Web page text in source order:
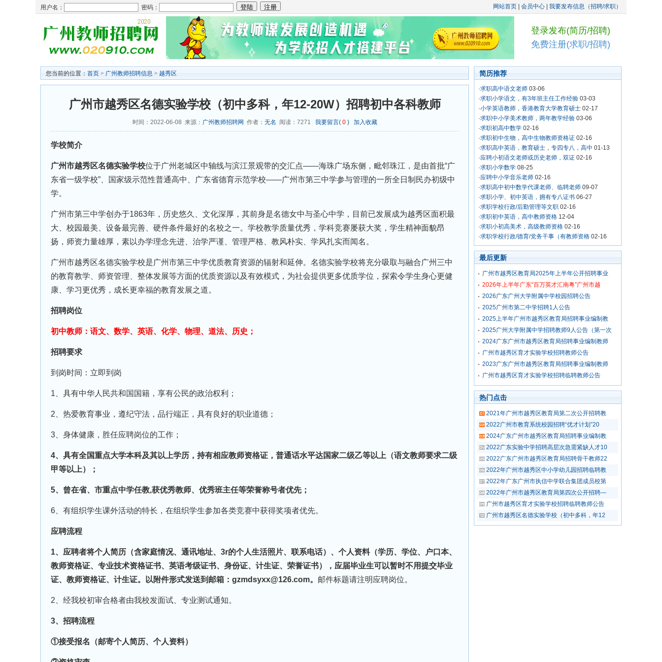
用户名： 密码： 网站首页 会员中心 我要发布信息（招聘/求职）
登录发布(简历/招聘)
免费注册(求职/招聘)
您当前的位置： 首页 > 广州教师招聘信息 > 越秀区
广州市越秀区名德实验学校（初中多科，年12-20W）招聘初中各科教师
时间：2022-06-08 来源： 广州教师招聘网 作者： 无名 阅读： 7271 我要留言( 0) 加入收藏
学校简介
广州市越秀区名德实验学校位于广州老城区中轴线与滨江景观带的交汇点——海珠广场东侧，毗邻珠江，是由首批“广
东省一级学校”、国家级示范性普通高中、广东省德育示范学校——广州市第三中学参与管理的一所全日制民办初级中
学。
广州市第三中学创办于1863年，历史悠久、文化深厚，其前身是名德女中与圣心中学，目前已发展成为越秀区面积最
大、校园最美、设备最完善、硬件条件最好的名校之一。学校教学质量优秀，学科竞赛屡获大奖，学生精神面貌昂
扬，师资力量雄厚，素以办学理念先进、治学严谨、管理严格、教风朴实、学风扎实而闻名。
广州市越秀区名德实验学校是广州市第三中学优质教育资源的辐射和延伸。名德实验学校将充分吸取与融合广州三中
的教育教学、师资管理、整体发展等方面的优质资源以及有效模式，为社会提供更多优质学位，探索令学生身心更健
康、学习更优秀，成长更幸福的教育发展之道。
招聘岗位
初中教师：语文、数学、英语、化学、物理、道法、历史；
招聘要求
到岗时间：立即到岗
1、具有中华人民共和国国籍，享有公民的政治权利；
2、热爱教育事业，遵纪守法，品行端正，具有良好的职业道德；
3、身体健康，胜任应聘岗位的工作；
4、具有全国重点大学本科及其以上学历，持有相应教师资格证，普通话水平达国家二级乙等以上（语文教师要求二级
甲等以上）；
5、曾在省、市重点中学任教,获优秀教师、优秀班主任等荣誉称号者优先；
6、有组织学生课外活动的特长，在组织学生参加各类竞赛中获得奖项者优先。
应聘流程
1、应聘者将个人简历（含家庭情况、通讯地址、3r的个人生活照片、联系电话）、个人资料（学历、学位、户口本、
教师资格证、专业技术资格证书、英语考级证书、身份证、计生证、荣誉证书），应届毕业生可以暂时不用提交毕业
证、教师资格证、计生证。以附件形式发送到邮箱：gzmdsyxx@126.com。 邮件标题请注明应聘岗位。
2、经我校初审合格者由我校发面试、专业测试通知。
3、招聘流程
①接受报名（邮寄个人简历、个人资料）
简历推荐
·求职高中语文老师 03-06
·求职小学语文，有3年班主任工作经验 03-03
·小学英语教师，香港教育大学教育硕士 02-17
·求职中小学美术教师，两年教学经验 03-06
·求职初高中数学 02-16
·求职初中生物，高中生物教师资格证 02-16
·求职高中英语，教育硕士，专四专八，高中 01-13
·应聘小初语文老师或历史老师，双证 02-16
·求职小学数学 08-25
·应聘中小学音乐老师 02-16
·求职高中初中数学代课老师、临聘老师 09-07
·求职小学、初中英语，拥有专八证书 06-27
·求职学校行政/后勤管理等文职 02-16
·求职初中英语，高中教师资格 12-04
·求职小初高美术，高级教师资格 02-16
·求职学校行政/德育/党务干事（有教师资格 02-16
最后更新
广州市越秀区教育局2025年上半年公开招聘事业
2026年上半年广东“百万英才汇南粤”广州市越
2026广东广州大学附属中学校园招聘公告
2025广州市第二中学招聘1人公告
2025上半年广州市越秀区教育局招聘事业编制教
2025广州大学附属中学招聘教师9人公告（第一次
2024广东广州市越秀区教育局招聘事业编制教师
广州市越秀区育才实验学校招聘教师公告
2023广东广州市越秀区教育局招聘事业编制教师
广州市越秀区育才实验学校招聘临聘教师公告
热门点击
2021年广州市越秀区教育局第二次公开招聘教
2022广州市教育系统校园招聘“优才计划”20
2024广东广州市越秀区教育局招聘事业编制教
2022广东实验中学招聘高层次急需紧缺人才10
2022广东广州市越秀区教育局招聘骨干教师22
2022年广州市越秀区中小学幼儿园招聘临聘教
2022年广东广州市执信中学联合集团成员校第
2022年广州市越秀区教育局第四次公开招聘—
广州市越秀区育才实验学校招聘临聘教师公告
广州市越秀区名德实验学校（初中多科，年12